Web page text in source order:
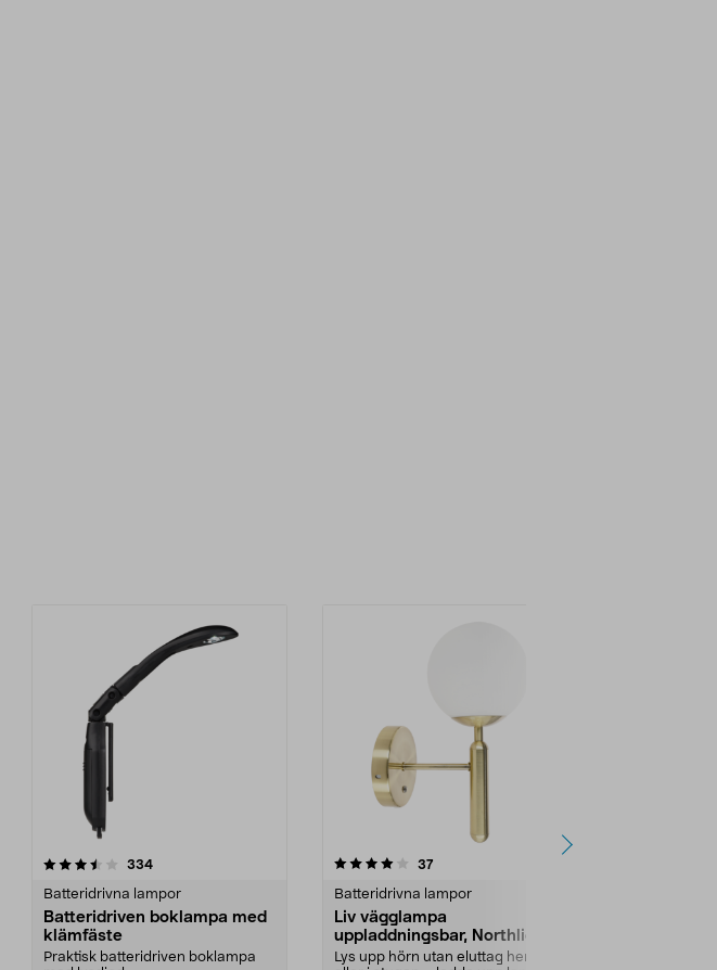
334recensioner
Batteridrivna lampor
Batteridriven boklampa med
klämfäste
Praktisk batteridriven boklampa
4.0 av 5 stjärnor 37recensioner
Batteridrivna lampor
Liv vägglampa
uppladdningsbar, Northlight
Lys upp hörn utan eluttag hemma
4.0 av 5 stjärnor